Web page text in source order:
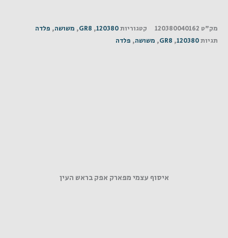
מק"ט 120380040162 קטגוריות120380
,
GR8
, משושה, פלדה
תגיות120380
,
GR8
, משושה, פלדה
איסוף עצמי מפארק אפק בראש העין